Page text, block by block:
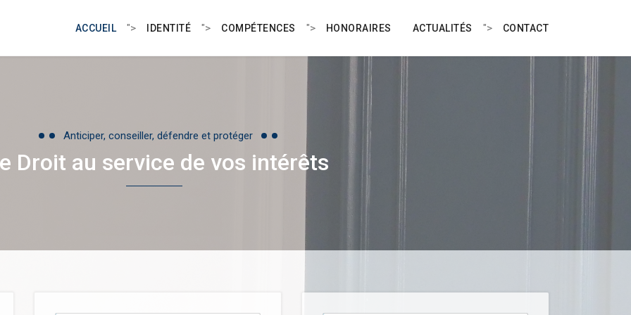
ACCUEIL "> IDENTITÉ "> COMPÉTENCES "> HONORAIRES ACTUALITÉS "> CONTACT
Anticiper, conseiller, défendre et protéger
Droit au service de vos intérêts